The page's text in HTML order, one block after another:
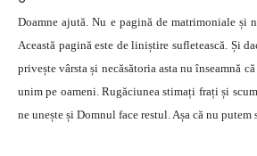
Doamne ajută. Nu e pagină de matrimoniale și
Această pagină este de liniștire sufletească. Și
privește vârsta și necăsătoria asta nu înseamnă
unim pe oameni. Rugăciunea stimați frați și
ne unește și Domnul face restul. Așa că nu